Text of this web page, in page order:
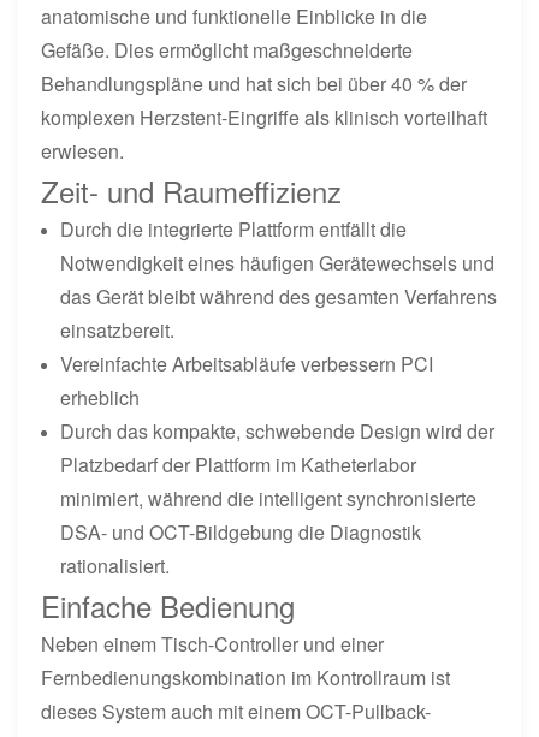
anatomische und funktionelle Einblicke in die
Gefäße. Dies ermöglicht maßgeschneiderte
Behandlungspläne und hat sich bei über 40 % der
komplexen Herzstent-Eingriffe als klinisch vorteilhaft
erwiesen.
Zeit- und Raumeffizienz
Durch die integrierte Plattform entfällt die
Notwendigkeit eines häufigen Gerätewechsels und
das Gerät bleibt während des gesamten Verfahrens
einsatzbereit.
Vereinfachte Arbeitsabläufe verbessern PCI
erheblich
Durch das kompakte, schwebende Design wird der
Platzbedarf der Plattform im Katheterlabor
minimiert, während die intelligent synchronisierte
DSA- und OCT-Bildgebung die Diagnostik
rationalisiert.
Einfache Bedienung
Neben einem Tisch-Controller und einer
Fernbedienungskombination im Kontrollraum ist
dieses System auch mit einem OCT-Pullback-